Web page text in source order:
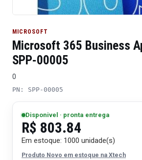
MICROSOFT
Microsoft 365 Business
SPP-00005
0
PN: SPP-00005
Disponivel · pronta entrega
R$ 803.84
Em estoque: 1000 unidade(s)
Produto Novo em estoque na Xtech